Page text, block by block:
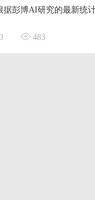
彭博AI研究的最新统
483